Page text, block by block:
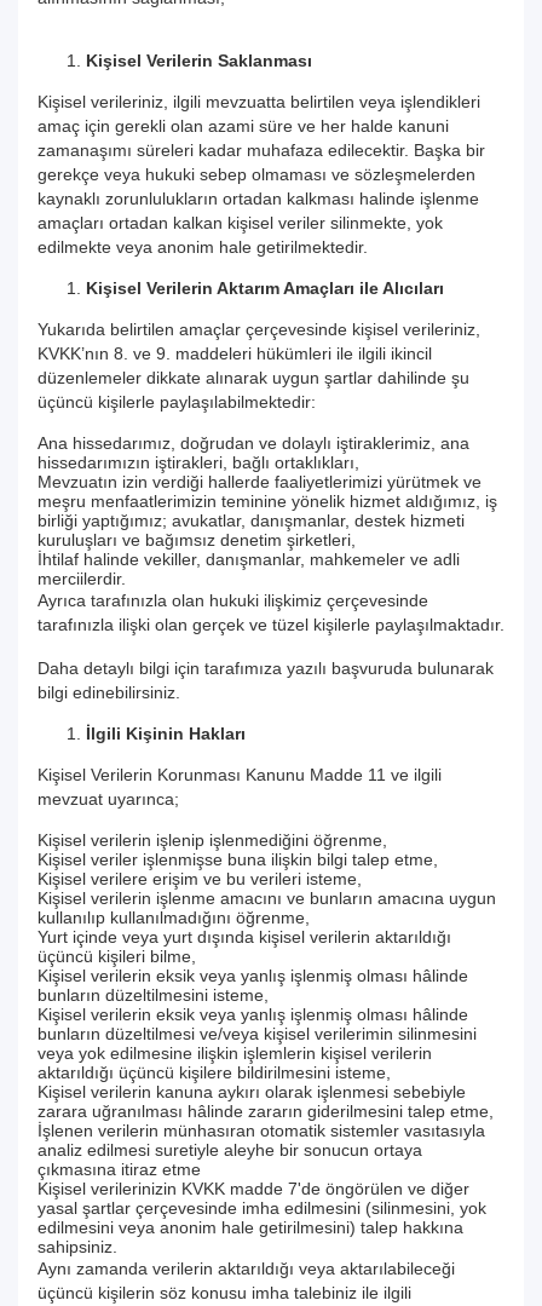
Kişisel Verilerin Saklanması
Kişisel verileriniz, ilgili mevzuatta belirtilen veya işlendikleri
amaç için gerekli olan azami süre ve her halde kanuni
zamanaşımı süreleri kadar muhafaza edilecektir. Başka bir
gerekçe veya hukuki sebep olmaması ve sözleşmelerden
kaynaklı zorunlulukların ortadan kalkması halinde işlenme
amaçları ortadan kalkan kişisel veriler silinmekte, yok
edilmekte veya anonim hale getirilmektedir.
Kişisel Verilerin Aktarım Amaçları ile Alıcıları
Yukarıda belirtilen amaçlar çerçevesinde kişisel verileriniz,
KVKK’nın 8. ve 9. maddeleri hükümleri ile ilgili ikincil
düzenlemeler dikkate alınarak uygun şartlar dahilinde şu
üçüncü kişilerle paylaşılabilmektedir:
Ana hissedarımız, doğrudan ve dolaylı iştiraklerimiz, ana
hissedarımızın iştirakleri, bağlı ortaklıkları,
Mevzuatın izin verdiği hallerde faaliyetlerimizi yürütmek ve
meşru menfaatlerimizin teminine yönelik hizmet aldığımız, iş
birliği yaptığımız; avukatlar, danışmanlar, destek hizmeti
kuruluşları ve bağımsız denetim şirketleri,
İhtilaf halinde vekiller, danışmanlar, mahkemeler ve adli
merciilerdir.
Ayrıca tarafınızla olan hukuki ilişkimiz çerçevesinde
tarafınızla ilişki olan gerçek ve tüzel kişilerle paylaşılmaktadır.
Daha detaylı bilgi için tarafımıza yazılı başvuruda bulunarak
bilgi edinebilirsiniz.
İlgili Kişinin Hakları
Kişisel Verilerin Korunması Kanunu Madde 11 ve ilgili
mevzuat uyarınca;
Kişisel verilerin işlenip işlenmediğini öğrenme,
Kişisel veriler işlenmişse buna ilişkin bilgi talep etme,
Kişisel verilere erişim ve bu verileri isteme,
Kişisel verilerin işlenme amacını ve bunların amacına uygun
kullanılıp kullanılmadığını öğrenme,
Yurt içinde veya yurt dışında kişisel verilerin aktarıldığı
üçüncü kişileri bilme,
Kişisel verilerin eksik veya yanlış işlenmiş olması hâlinde
bunların düzeltilmesini isteme,
Kişisel verilerin eksik veya yanlış işlenmiş olması hâlinde
bunların düzeltilmesi ve/veya kişisel verilerimin silinmesini
veya yok edilmesine ilişkin işlemlerin kişisel verilerin
aktarıldığı üçüncü kişilere bildirilmesini isteme,
Kişisel verilerin kanuna aykırı olarak işlenmesi sebebiyle
zarara uğranılması hâlinde zararın giderilmesini talep etme,
İşlenen verilerin münhasıran otomatik sistemler vasıtasıyla
analiz edilmesi suretiyle aleyhe bir sonucun ortaya
çıkmasına itiraz etme
Kişisel verilerinizin KVKK madde 7'de öngörülen ve diğer
yasal şartlar çerçevesinde imha edilmesini (silinmesini, yok
edilmesini veya anonim hale getirilmesini) talep hakkına
sahipsiniz.
Aynı zamanda verilerin aktarıldığı veya aktarılabileceği
üçüncü kişilerin söz konusu imha talebiniz ile ilgili